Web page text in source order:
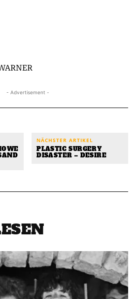
- Advertisement -
NÄCHSTER ARTIKEL
PLASTIC SURGERY
DISASTER – DESIRE